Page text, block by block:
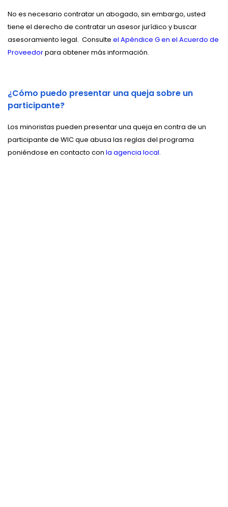
No es necesario contratar un abogado, sin embargo, usted
tiene el derecho de contratar un asesor jurídico y buscar
asesoramiento legal. Consulte el Apéndice G en el Acuerdo de
Proveedorpara obtener más información.
¿Cómo puedo presentar una queja sobre un
participante?
Los minoristas pueden presentar una queja en contra de un
participante de WIC que abusa las reglas del programa
poniéndose en contacto con la agencia local.